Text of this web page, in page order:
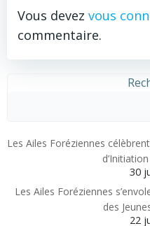
Vous devez vous
commentaire.
Les Ailes Foréziennes
30
Les Ailes Foréziennes
des
22